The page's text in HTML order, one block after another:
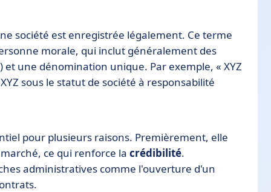
société est enregistrée légalement. Ce terme
morale, qui inclut généralement des
et une dénomination unique. Par exemple, « XYZ
sous le statut de société à responsabilité
pour plusieurs raisons. Premièrement, elle
ce qui renforce la crédibilité.
administratives comme l'ouverture d'un